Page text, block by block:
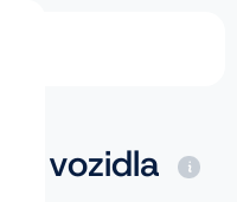
vozidla